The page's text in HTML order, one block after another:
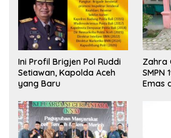
Ini Profil Brigjen Pol Ruddi
Setiawan, Kapolda Aceh
yang Baru
Zahra
SMPN
Emas